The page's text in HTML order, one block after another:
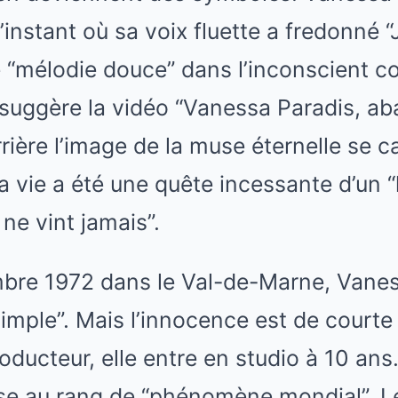
où sa voix fluette a fredonné
douce” dans l’inconscient
la vidéo “Vanessa Paradis,
l’image de la muse éternelle se
vie a été une quête incessante d’un
vint jamais”.
1972 dans le Val-de-Marne,
Mais l’innocence est de
elle entre en studio à 10